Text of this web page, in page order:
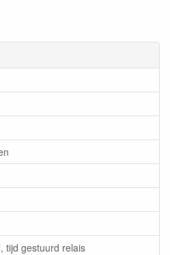
tijd gestuurd relais